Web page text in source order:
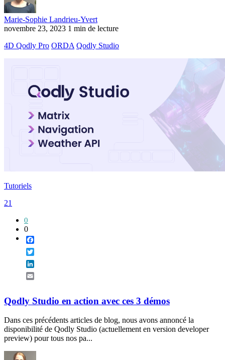
Marie-Sophie Landrieu-Yvert
novembre 23, 2023 1 min de lecture
4D Qodly Pro ORDA Qodly Studio
Tutoriels
21
0
0
Qodly Studio en action avec ces 3 démos
Dans ces précédents articles de blog, nous avons annoncé la
disponibilité de Qodly Studio (actuellement en version developer
preview) pour tous nos pa...